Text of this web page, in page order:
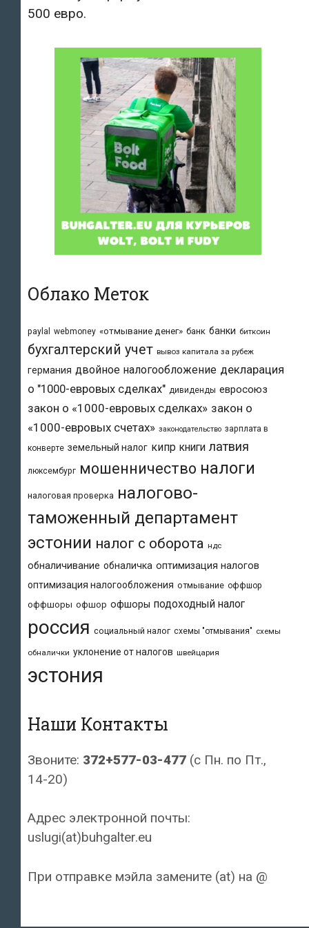
500 евро.
Облако Меток
paylal webmoney «отмывание денег» банк банки биткоин
бухгалтерский учет вывоз капитала за рубеж
германия двойное налогообложение декларация
о "1000-евровых сделках" дивиденды евросоюз
закон о «1000-евровых сделках» закон о
«1000-евровых счетах» законодательство зарплата в
конверте земельный налог кипр книги латвия
люксембург мошенничество налоги
налоговая проверка налогово-
таможенный департамент
эстонии налог с оборота ндс
обналичивание обналичка оптимизация налогов
оптимизация налогообложения отмывание оффшор
оффшоры офшор офшоры подоходный налог
россия социальный налог схемы "отмывания" схемы
обналички уклонение от налогов швейцария
эстония
Наши Контакты
Звоните: 372+577-03-477 (с Пн. по Пт.,
14-20)
Адрес электронной почты:
uslugi(at)buhgalter.eu
При отправке мэйла замените (at) на @